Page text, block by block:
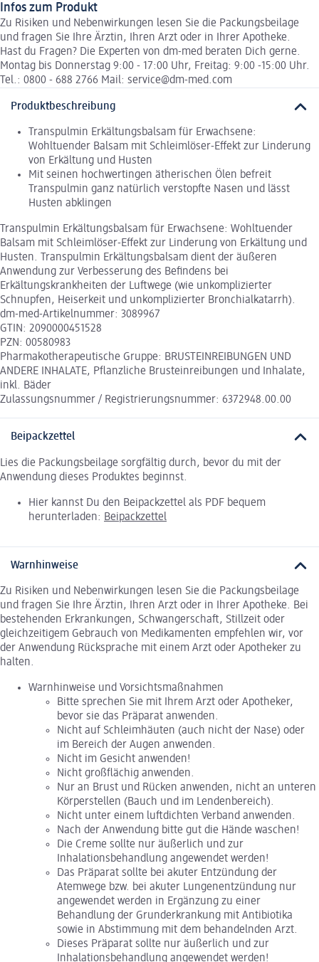
Infos zum Produkt
Zu Risiken und Nebenwirkungen lesen Sie die Packungsbeilage
und fragen Sie Ihre Ärztin, Ihren Arzt oder in Ihrer Apotheke.
Hast du Fragen? Die Experten von dm-med beraten Dich gerne.
Montag bis Donnerstag 9:00 - 17:00 Uhr, Freitag: 9:00 -15:00 Uhr.
Tel.: 0800 - 688 2766 Mail: service@dm-med.com
Produktbeschreibung
Transpulmin Erkältungsbalsam für Erwachsene:
Wohltuender Balsam mit Schleimlöser-Effekt zur Linderung
von Erkältung und Husten
Mit seinen hochwertingen ätherischen Ölen befreit
Transpulmin ganz natürlich verstopfte Nasen und lässt
Husten abklingen
Transpulmin Erkältungsbalsam für Erwachsene: Wohltuender
Balsam mit Schleimlöser-Effekt zur Linderung von Erkältung und
Husten. Transpulmin Erkältungsbalsam dient der äußeren
Anwendung zur Verbesserung des Befindens bei
Erkältungskrankheiten der Luftwege (wie unkomplizierter
Schnupfen, Heiserkeit und unkomplizierter Bronchialkatarrh).
dm-med-Artikelnummer: 3089967
GTIN: 2090000451528
PZN: 00580983
Pharmakotherapeutische Gruppe: BRUSTEINREIBUNGEN UND
ANDERE INHALATE, Pflanzliche Brusteinreibungen und Inhalate,
inkl. Bäder
Zulassungsnummer / Registrierungsnummer: 6372948.00.00
Beipackzettel
Lies die Packungsbeilage sorgfältig durch, bevor du mit der
Anwendung dieses Produktes beginnst.
Hier kannst Du den Beipackzettel als PDF bequem
herunterladen: Beipackzettel
Warnhinweise
Zu Risiken und Nebenwirkungen lesen Sie die Packungsbeilage
und fragen Sie Ihre Ärztin, Ihren Arzt oder in Ihrer Apotheke. Bei
bestehenden Erkrankungen, Schwangerschaft, Stillzeit oder
gleichzeitigem Gebrauch von Medikamenten empfehlen wir, vor
der Anwendung Rücksprache mit einem Arzt oder Apotheker zu
halten.
Warnhinweise und Vorsichtsmaßnahmen
Bitte sprechen Sie mit Ihrem Arzt oder Apotheker,
bevor sie das Präparat anwenden.
Nicht auf Schleimhäuten (auch nicht der Nase) oder
im Bereich der Augen anwenden.
Nicht im Gesicht anwenden!
Nicht großflächig anwenden.
Nur an Brust und Rücken anwenden, nicht an unteren
Körperstellen (Bauch und im Lendenbereich).
Nicht unter einem luftdichten Verband anwenden.
Nach der Anwendung bitte gut die Hände waschen!
Die Creme sollte nur äußerlich und zur
Inhalationsbehandlung angewendet werden!
Das Präparat sollte bei akuter Entzündung der
Atemwege bzw. bei akuter Lungenentzündung nur
angewendet werden in Ergänzung zu einer
Behandlung der Grunderkrankung mit Antibiotika
sowie in Abstimmung mit dem behandelnden Arzt.
Dieses Präparat sollte nur äußerlich und zur
Inhalationsbehandlung angewendet werden!